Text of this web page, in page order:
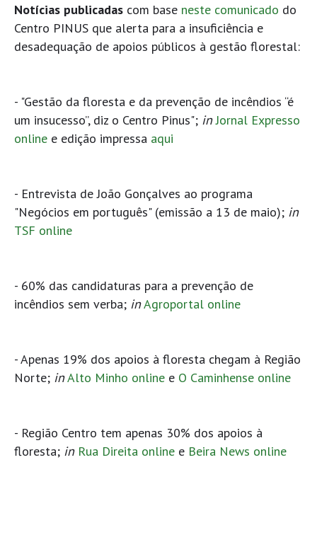
Notícias publicadas com base neste comunicado do
Centro PINUS que alerta para a insuficiência e
desadequação de apoios públicos à gestão florestal:
- "Gestão da floresta e da prevenção de incêndios “é
um insucesso”, diz o Centro Pinus"; in Jornal Expresso
online e edição impressa aqui
- Entrevista de João Gonçalves ao programa
"Negócios em português" (emissão a 13 de maio); in
TSF online
- 60% das candidaturas para a prevenção de
incêndios sem verba; inAgroportal online
- Apenas 19% dos apoios à floresta chegam à Região
Norte; inAlto Minho online e O Caminhense online
- Região Centro tem apenas 30% dos apoios à
floresta; in Rua Direita online e Beira News online